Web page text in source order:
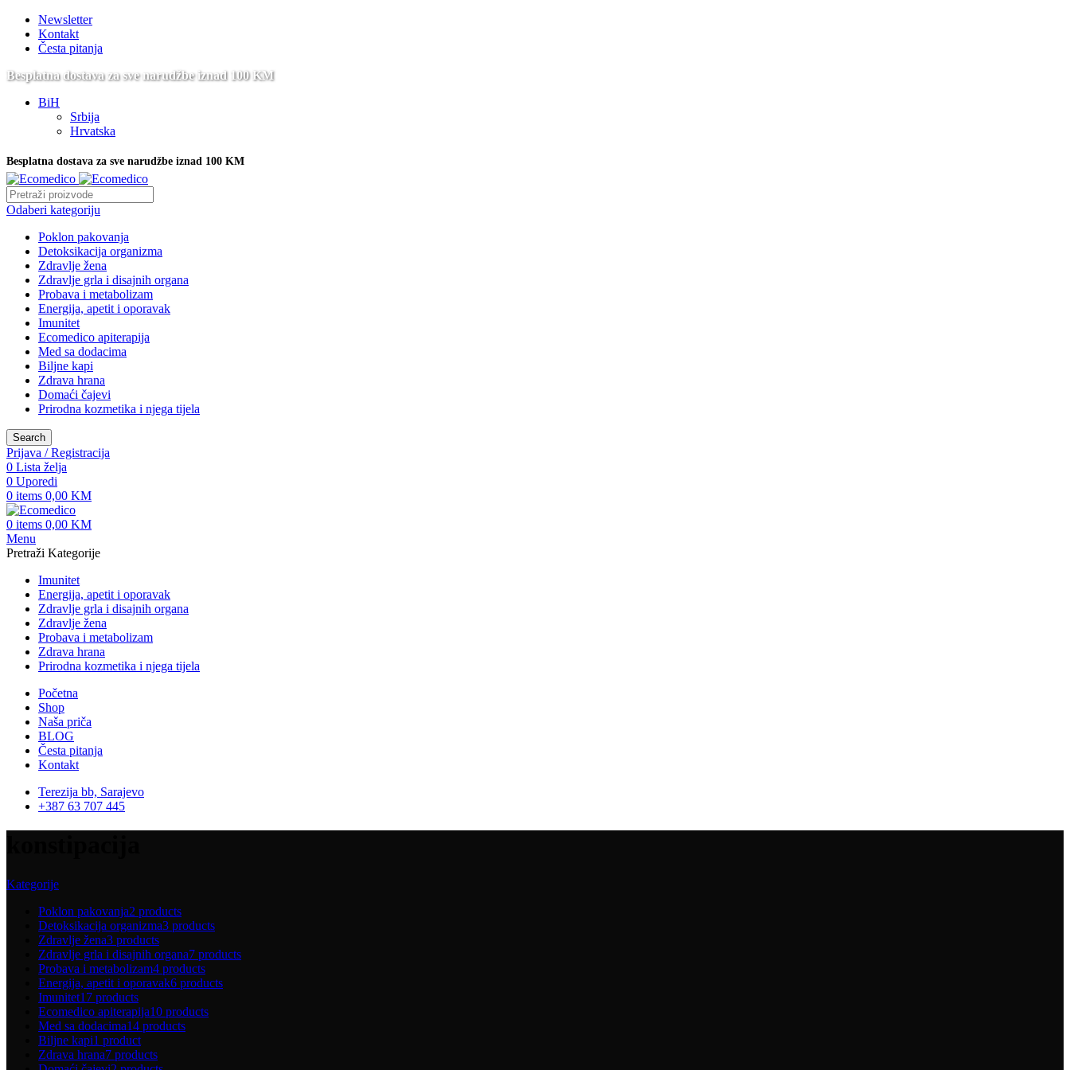
Newsletter
Kontakt
Česta pitanja
Besplatna dostava za sve narudžbe iznad 100 KM
BiH
Srbija
Hrvatska
Besplatna dostava za sve narudžbe iznad 100 KM
Odaberi kategoriju
Poklon pakovanja
Detoksikacija organizma
Zdravlje žena
Zdravlje grla i disajnih organa
Probava i metabolizam
Energija, apetit i oporavak
Imunitet
Ecomedico apiterapija
Med sa dodacima
Biljne kapi
Zdrava hrana
Domaći čajevi
Prirodna kozmetika i njega tijela
Search
Prijava / Registracija
0 Lista želja
0 Uporedi
0 items 0,00 KM
0 items 0,00 KM
Menu
Pretraži Kategorije
Imunitet
Energija, apetit i oporavak
Zdravlje grla i disajnih organa
Zdravlje žena
Probava i metabolizam
Zdrava hrana
Prirodna kozmetika i njega tijela
Početna
Shop
Naša priča
BLOG
Česta pitanja
Kontakt
Terezija bb, Sarajevo
+387 63 707 445
Kategorije
Poklon pakovanja2 products
Detoksikacija organizma3 products
Zdravlje žena3 products
Zdravlje grla i disajnih organa7 products
Probava i metabolizam4 products
Energija, apetit i oporavak6 products
Imunitet17 products
Ecomedico apiterapija10 products
Med sa dodacima14 products
Biljne kapi1 product
Zdrava hrana7 products